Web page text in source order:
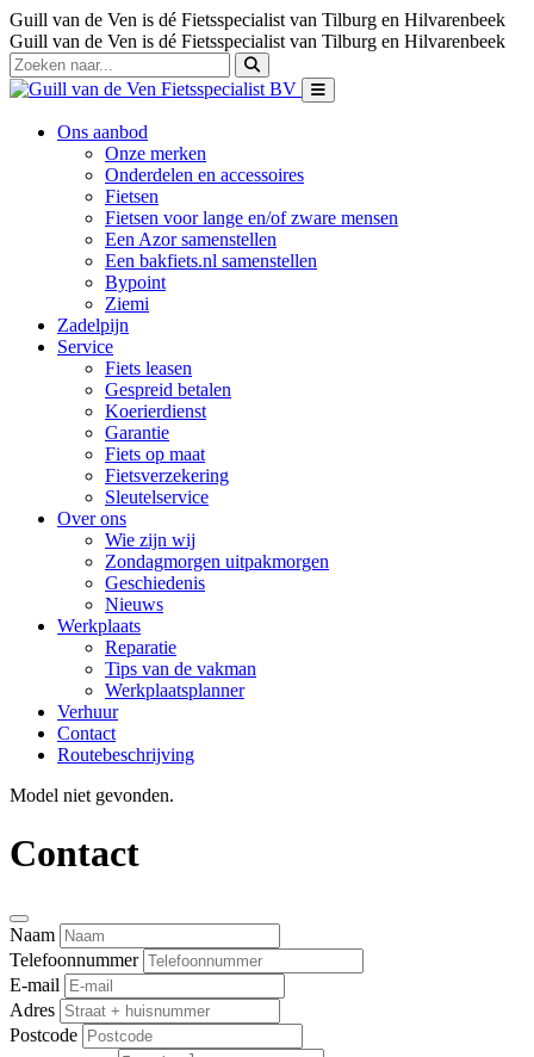
Guill van de Ven is dé Fietsspecialist van Tilburg en Hilvarenbeek
Guill van de Ven is dé Fietsspecialist van Tilburg en Hilvarenbeek
Ons aanbod
Onze merken
Onderdelen en accessoires
Fietsen
Fietsen voor lange en/of zware mensen
Een Azor samenstellen
Een bakfiets.nl samenstellen
Bypoint
Ziemi
Zadelpijn
Service
Fiets leasen
Gespreid betalen
Koerierdienst
Garantie
Fiets op maat
Fietsverzekering
Sleutelservice
Over ons
Wie zijn wij
Zondagmorgen uitpakmorgen
Geschiedenis
Nieuws
Werkplaats
Reparatie
Tips van de vakman
Werkplaatsplanner
Verhuur
Contact
Routebeschrijving
Model niet gevonden.
Contact
Naam
Telefoonnummer
E-mail
Adres
Postcode